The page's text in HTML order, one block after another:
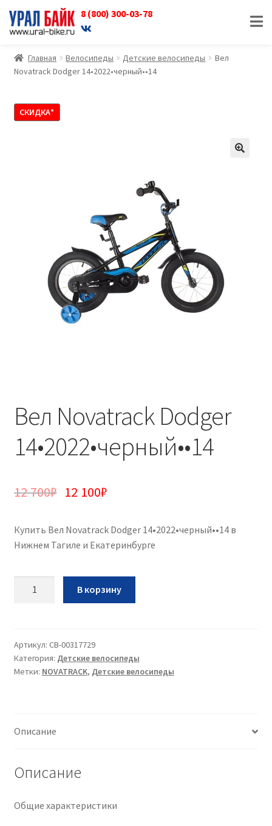
8 (800) 300-03-78
Перейти
к
навигации
Перейти
к
содержимому
Главная Велосипеды Детские велосипеды
Вел
Novatrack Dodger 14•2022•черный••14
СКИДКА*
Вел Novatrack Dodger
14•2022•черный••14
12 700₽ 12 100₽
Купить Вел Novatrack Dodger 14•2022•черный••14 в
Нижнем Тагиле и Екатеринбурге
14•2022•черный••14
В корзину
Артикул: CB-00317729
Категория: Детские велосипеды
Метки: NOVATRACK, Детские велосипеды
Описание
Описание
Общие характеристики